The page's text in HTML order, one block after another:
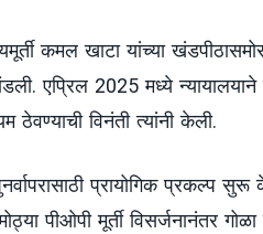
कमल खाटा यांच्या
एप्रिल 2025 मध्ये न्यायालयाने
ठेवण्याची विनंती त्यांनी केली.
प्रायोगिक प्रकल्प सुरू
पीओपी मूर्ती विसर्जनानंतर